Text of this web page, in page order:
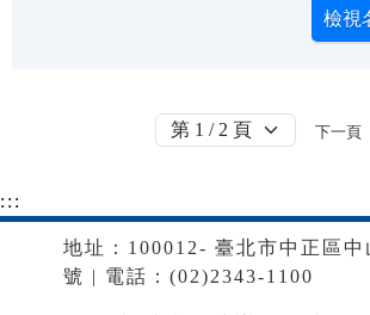
下一頁
:::
地址：100012- 臺北市中正區中
號 | 電話：(02)2343-1100